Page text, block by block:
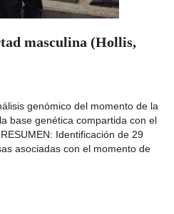
masculina (Hollis,
genómico del momento de la
base genética compartida con el
Identificación de 29
asociadas con el momento de